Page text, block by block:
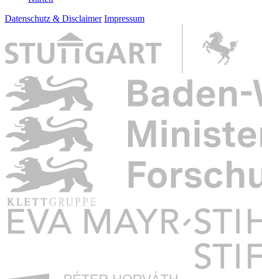
Datenschutz & Disclaimer Impressum